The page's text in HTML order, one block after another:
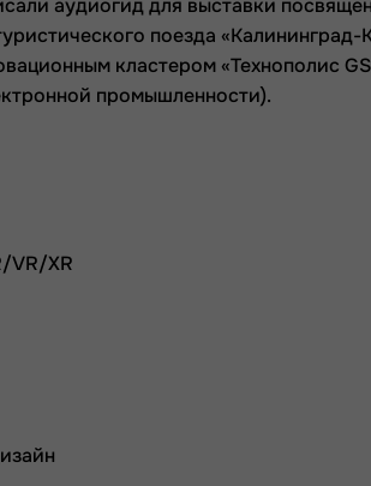
аудиогид для выставки
поезда
кластером «Технополис
промышленности).
VR/XR